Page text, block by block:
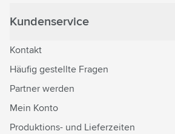
Kundenservice
Kontakt
Häufig gestellte Fragen
Partner werden
Mein Konto
Produktions- und Lieferzeiten